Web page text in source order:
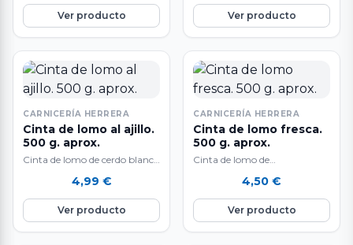
Ver producto Ver producto
CARNICERÍA HERRERA
Cinta de lomo al ajillo.
500 g. aprox.
Cinta de lomo de cerdo blanco
aproximadamente. Deliciosa
cinta de lomo…
4,99 €
Ver producto
CARNICERÍA HERRERA
Cinta de lomo fresca.
500 g. aprox.
Cinta de lomo de
gr. aproximadamente.
Deliciosa cinta de lomo fresca
de primera…
4,50 €
Ver producto